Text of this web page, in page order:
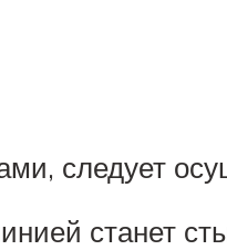
следует
станет